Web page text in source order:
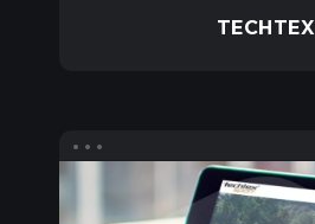
TECHTEX